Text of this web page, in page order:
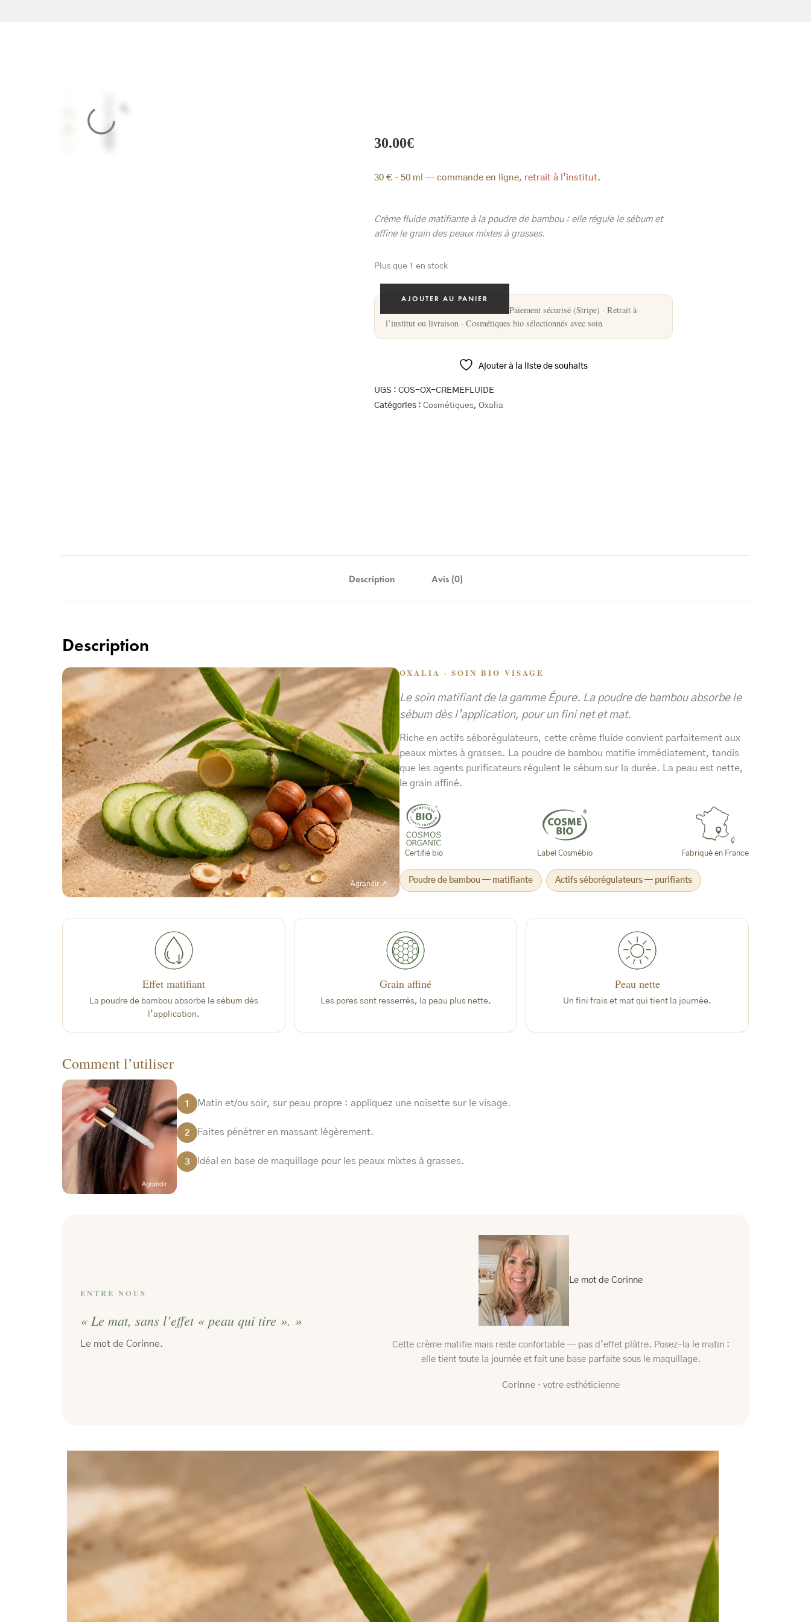
30.00€
30 € · 50 ml — commande en ligne, retrait à l’institut.
Crème fluide matifiante à la poudre de bambou : elle régule le sébum et
affine le grain des peaux mixtes à grasses.
Plus que 1 en stock
AJOUTER AU PANIER
Paiement sécurisé (Stripe) · Retrait à
l’institut ou livraison · Cosmétiques bio sélectionnés avec soin
Ajouter à la liste de souhaits
UGS : COS-OX-CREMEFLUIDE
Catégories : Cosmétiques, Oxalia
Description Avis (0)
Description
Agrandir ↗
OXALIA · SOIN BIO VISAGE
Le soin matifiant de la gamme Épure. La poudre de bambou absorbe le
sébum dès l’application, pour un fini net et mat.
Riche en actifs séborégulateurs, cette crème fluide convient parfaitement aux
peaux mixtes à grasses. La poudre de bambou matifie immédiatement, tandis
que les agents purificateurs régulent le sébum sur la durée. La peau est nette,
le grain affiné.
Certifié bio Label Cosmébio Fabriqué en France
Poudre de bambou — matifiante Actifs séborégulateurs — purifiants
Effet matifiant
La poudre de bambou absorbe le sébum dès
l’application.
Grain affiné
Les pores sont resserrés, la peau plus nette.
Peau nette
Un fini frais et mat qui tient la journée.
Comment l’utiliser
Agrandir
1 Matin et/ou soir, sur peau propre : appliquez une noisette sur le visage.
2 Faites pénétrer en massant légèrement.
3 Idéal en base de maquillage pour les peaux mixtes à grasses.
ENTRE NOUS
« Le mat, sans l’effet « peau qui tire ». »
Le mot de Corinne.
Le mot de Corinne
Cette crème matifie mais reste confortable — pas d’effet plâtre. Posez-la le matin :
elle tient toute la journée et fait une base parfaite sous le maquillage.
Corinne· votre esthéticienne